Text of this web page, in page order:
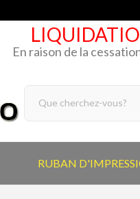
En raison de la
RUBAN